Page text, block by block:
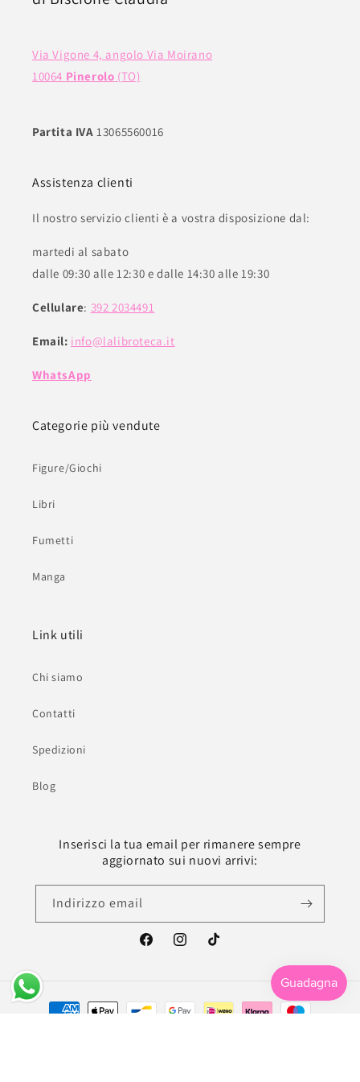
Via Vigone 4, angolo Via Moirano
10064 Pinerolo (TO)
Partita IVA 13065560016
Assistenza clienti
Il nostro servizio clienti è a vostra disposizione dal:
martedi al sabato
dalle 09:30 alle 12:30 e dalle 14:30 alle 19:30
Cellulare: 392 2034491
Email: info@lalibroteca.it
WhatsApp
Categorie più vendute
Figure/Giochi
Libri
Fumetti
Manga
Link utili
Chi siamo
Contatti
Spedizioni
Blog
Inserisci la tua email per rimanere sempre
aggiornato sui nuovi arrivi:
Indirizzo email
FacebookInstagramTikTok
Metodi